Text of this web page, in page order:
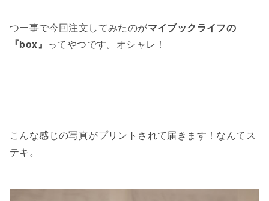
つー事で今回注文してみたのがマイブックライフの
『box』 ってやつです。オシャレ！
こんな感じの写真がプリントされて届きます！なんてス
テキ。